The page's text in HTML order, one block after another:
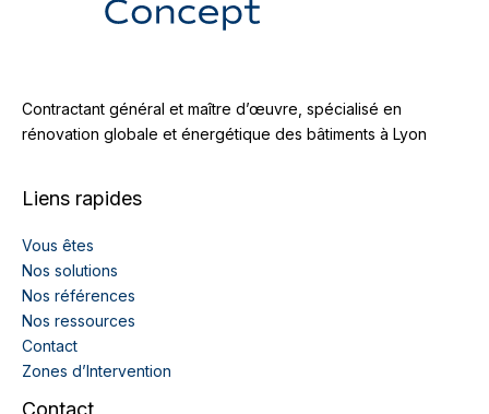
Contractant général et maître d’œuvre, spécialisé en
rénovation globale et énergétique des bâtiments à Lyon
Liens rapides
Vous êtes
Nos solutions
Nos références
Nos ressources
Contact
Zones d’Intervention